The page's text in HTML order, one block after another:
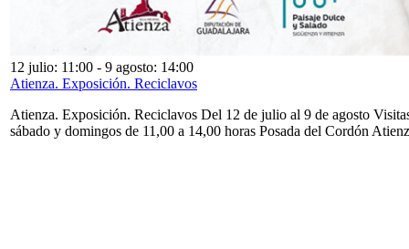
12 julio: 11:00 - 9 agosto: 14:00
Atienza. Exposición. Reciclavos
Atienza. Exposición. Reciclavos Del 12 de julio al 9 de agosto
sábado y domingos de 11,00 a 14,00 horas Posada del Cordón